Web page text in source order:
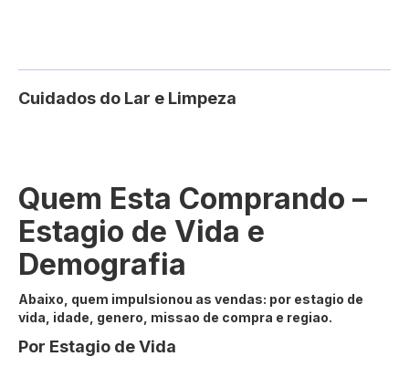
Cuidados do Lar e Limpeza
Quem Esta Comprando –
Estagio de Vida e
Demografia
Abaixo, quem impulsionou as vendas: por estagio de
vida, idade, genero, missao de compra e regiao.
Por Estagio de Vida